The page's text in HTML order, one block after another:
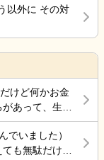
以外に その対
けど何かお金
あって、生き
いのは、お金
ろうと思う。
です。私も古
でいました）
も無駄だけど